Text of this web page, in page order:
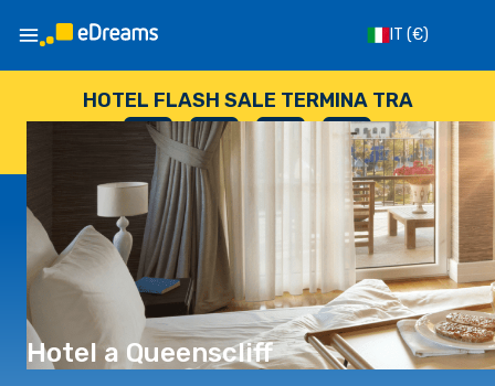
IT (€)
HOTEL FLASH SALE TERMINA TRA
--
GIORNI
: --
ORE
: --
SECONDI
Hotel a Queenscliff